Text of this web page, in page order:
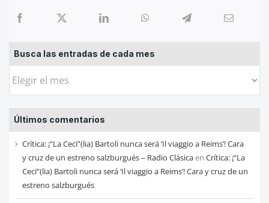
Busca las entradas de cada mes
Busca
entradas
de
cada
mes
Últimos comentarios
Crítica: ¡“La Ceci”(lia) Bartoli nunca será ‘Il viaggio a Reims’! Cara
y cruz de un estreno salzburgués – Radio Clásicaen Crítica: ¡“La
Ceci”(lia) Bartoli nunca será ‘Il viaggio a Reims’! Cara y cruz de un
estreno salzburgués